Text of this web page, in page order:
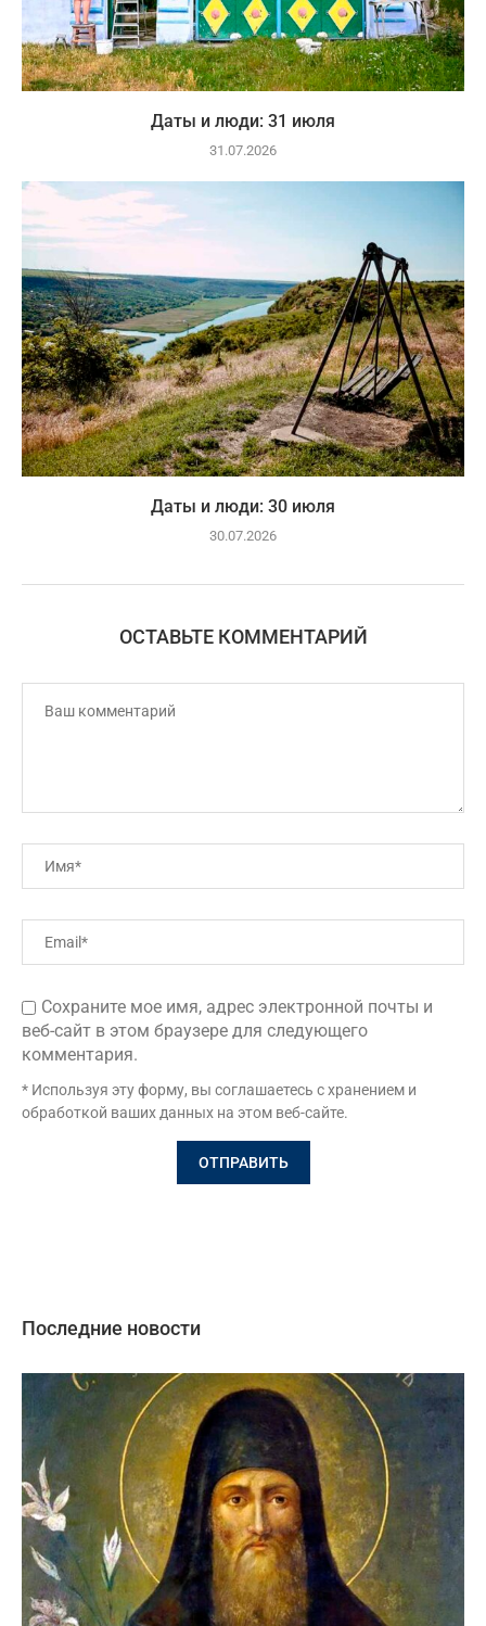
Даты и люди: 31 июля
31.07.2026
Даты и люди: 30 июля
30.07.2026
ОСТАВЬТЕ КОММЕНТАРИЙ
Сохраните мое имя, адрес электронной почты и
веб-сайт в этом браузере для следующего
комментария.
* Используя эту форму, вы соглашаетесь с хранением и
обработкой ваших данных на этом веб-сайте.
Последние новости